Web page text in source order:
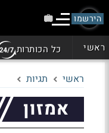
הירשמו
ראשי כל הכותרות
ראשי תגיות
אמזון